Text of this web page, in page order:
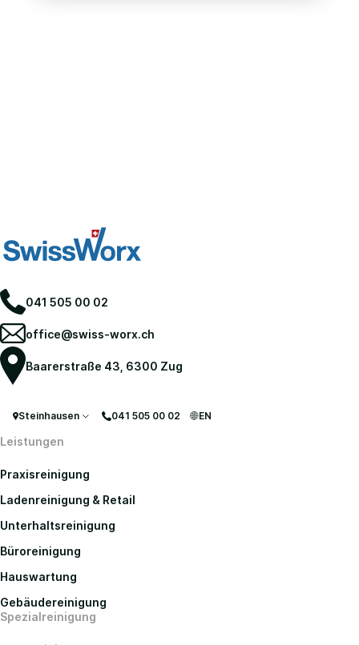
041 505 00 02
office@swiss-worx.ch
Baarerstraße 43, 6300 Zug
Steinhausen 041 505 00 02 EN
Leistungen
Praxisreinigung
Ladenreinigung & Retail
Unterhaltsreinigung
Büroreinigung
Hauswartung
Gebäudereinigung
Spezialreinigung